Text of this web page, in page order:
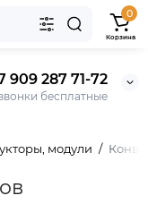
909 287 71-72
бесплатные
0
Корзина
модули